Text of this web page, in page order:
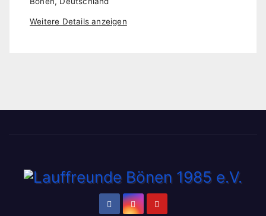
Weitere Details anzeigen